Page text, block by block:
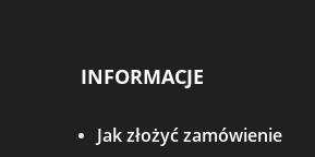
INFORMACJE
Jak złożyć zamówienie